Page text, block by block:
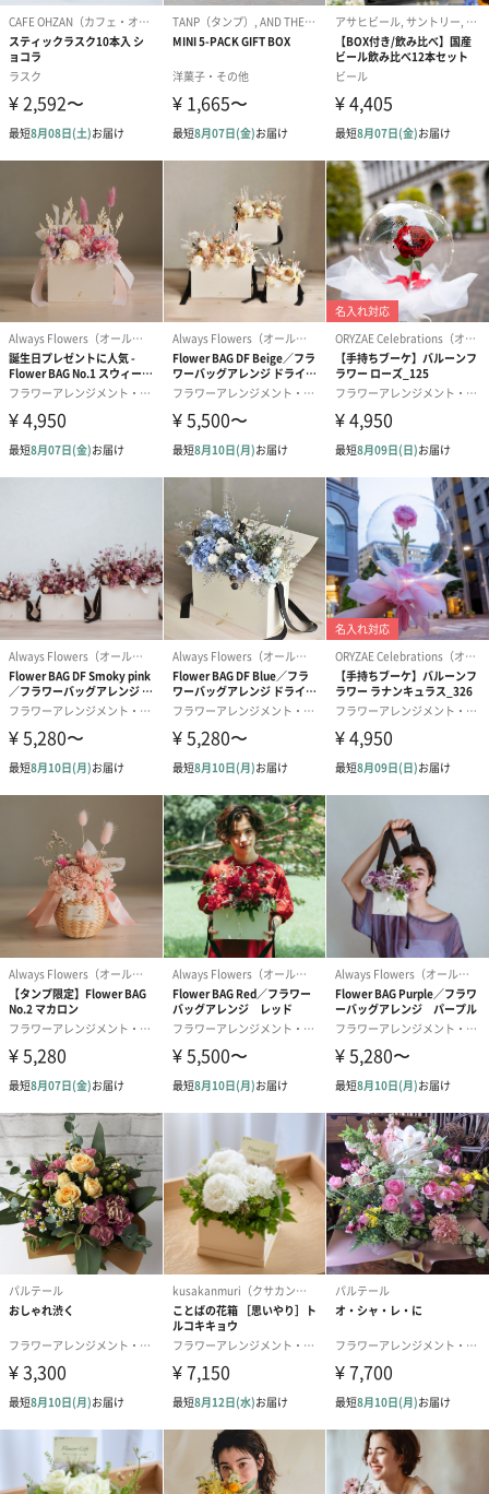
「GODIVA （ゴディバ）」
1926年ブリュッセルで創業、世界で愛されるプレミアムチョコレ
ートのリーディングブランドです。「ゴディバ」のこだわりは、
ゴディバを通じた新しいチョコレート体験を提供し、記憶に残る
幸せなひとときをお届けすることです。
トリュフやプラリネから、焼き菓子、アイスクリーム、チョコレ
ートドリンク、チョコレートの魅力をさまざまに活かした製品と
ともに、世界中のお客さまにプレミアムなチョコレート体験をご
提案してまいります。
バルーン ※有料オプション
バルーン本体サイズ
小：横60×高さ60×奥行き40（mm）
中：横90×高さ90×奥行き50（mm）
大：横140×高さ130×奥行き80（mm）
・風船は約1週間程度お楽しみいただけますが、冷たい空気にあた
ると萎むことがあります。
・気温の高い場所、直射日光が当たる場所での保管は破損の原因
になるためお控えください。
・お届け先として沖縄県を含む一部離島をご指定いただいた場
合、航空機に搭載することができないため発送できません。当該
オプションをご選択いただいた場合は、オプションのみキャンセ
ルにて対応させていただきます。予めご了承くださいませ。
商品詳細情報
セット内容
・【生花】カーネーションアレンジメント1個
もしくは
・【生花】カーネーションアレンジメント1個
・GODIVAクッキー1箱
※クッキーをご選択いただいた場合、販売価格が異な
原材料
【クッキー】
＜あまおう苺＞
ター、マーガリン、砂糖、いちご果汁パウダー、加糖
練乳、でん粉加工品（でん粉、砂糖、ストロベリー濃
縮果汁、いちご）、食塩、レモン濃縮果汁／香料、乳
化剤、酸味料、甘味料（ステビア）、着色料（赤40、
青1、カロテン）、（一部に小麦・卵・乳成分・大豆を
含む）
＜ミルクチョコレート＞
チョコレート（ベルギー製造）、小麦粉、卵白、粉
糖、バター、マーガリン、砂糖、加糖練乳、ココアパ
ウダー、食塩、レモン濃縮果汁／香料、乳化剤、カロ
テン色素、（一部に小麦・卵・乳成分・大豆を含む）
パッケージサ
イズ
【クッキー】
縦97.5mm×横250mm×高さ31mm
重量
【クッキー】
内容量：
あまおう苺4枚／チョコレート4枚
原産国
【クッキー】
日本